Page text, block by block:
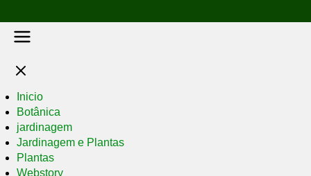
Inicio
Botânica
jardinagem
Jardinagem e Plantas
Plantas
Webstory